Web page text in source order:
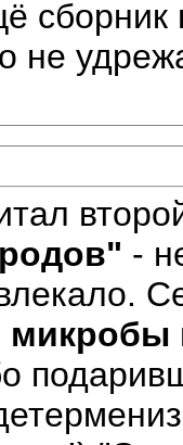
сборник
не
-
микробы